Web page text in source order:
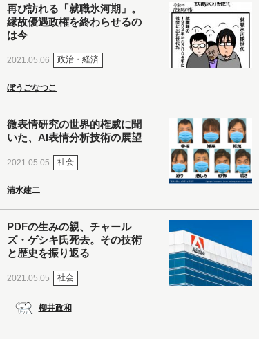
再び訪れる「就職氷河期」。
縁故優遇政権を終わらせるの
は今
2021.05.06 政治・経済
ぼうごなつこ
微表情研究の世界的権威に聞
いた、AI表情分析技術の展望
2021.05.05 社会
清水建二
PDFの生みの親、チャール
ズ・ゲシキ氏死去。その技術
と歴史を振り返る
2021.05.05 社会
柳井政和